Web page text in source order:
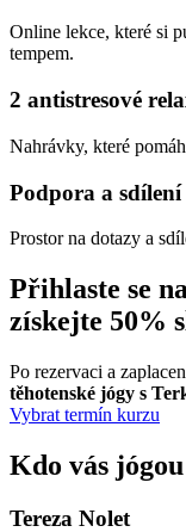
Online lekce, které si
tempem.
2 antistresové
Nahrávky, které
Podpora a sdílení
Prostor na dotazy a
Přihlaste se
získejte 50%
Po rezervaci a
těhotenské jógy s
Vybrat termín kurzu
Kdo vás jógou
Tereza Nolet